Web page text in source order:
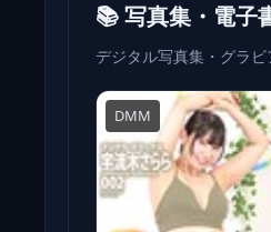
📚 写真集・電子
デジタル写真集・グラ
DMM